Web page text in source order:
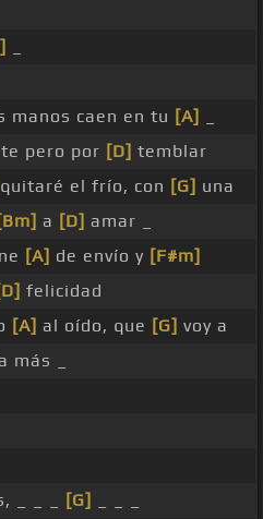
manos caen en tu [A]
pero por [D] temblar
quitaré el frío, con [G] una
[Bm] a [D] amar _
[A] de envío y [F#m]
felicidad
[A] al oído, que [G] voy a
más _
_ _ _ [G]